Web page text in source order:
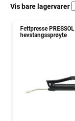
Vis bare lagervarer
Fettpresse PRESSOL
hevstangssprøyte